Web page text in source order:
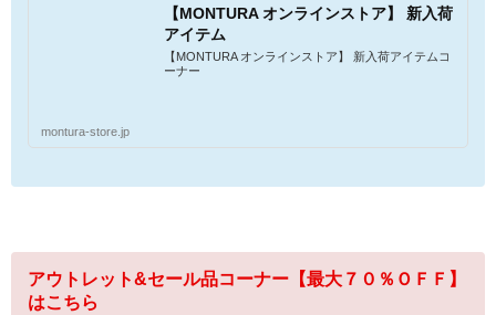
【MONTURA オンラインストア】 新入荷
アイテム
【MONTURA オンラインストア】 新入荷アイテムコ
ーナー
montura-store.jp
アウトレット&セール品コーナー【最大７０％ＯＦＦ】
はこちら